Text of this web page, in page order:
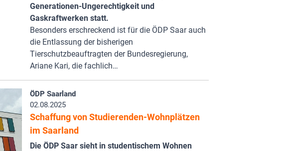
Generationen-Ungerechtigkeit und
Gaskraftwerken statt.
Besonders erschreckend ist für die ÖDP Saar auch
die Entlassung der bisherigen
Tierschutzbeauftragten der Bundesregierung,
Ariane Kari, die fachlich…
ÖDP Saarland
02.08.2025
Schaffung von Studierenden-Wohnplätzen
im Saarland
Die ÖDP Saar sieht in studentischem Wohnen